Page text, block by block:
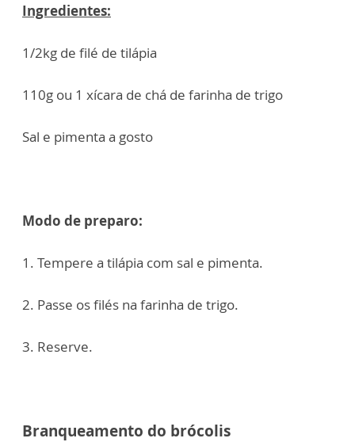
Ingredientes:
1/2kg de filé de tilápia
110g ou 1 xícara de chá de farinha de trigo
Sal e pimenta a gosto
Modo de preparo:
1. Tempere a tilápia com sal e pimenta.
2. Passe os filés na farinha de trigo.
3. Reserve.
Branqueamento do brócolis